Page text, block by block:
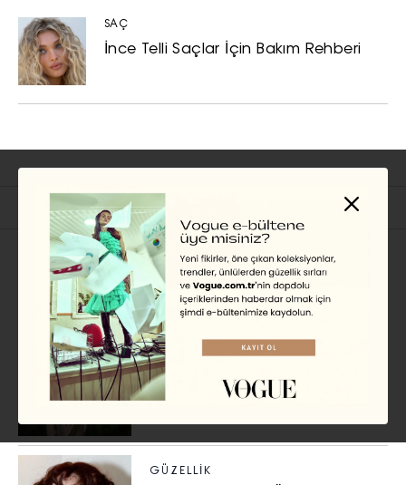
SAÇ
İnce Telli Saçlar İçin Bakım Rehberi
İlgili Başlıklar
GÜZELLIK
Margot Robbie’nin
Viktoryen Güzellik Kodları
EKİN KURBETÇİ
GÜZELLIK